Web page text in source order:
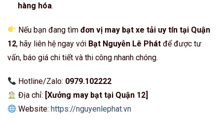
hàng hóa.
Nếu bạn đang tìmđơn vị may bạt xe tải uy tín tại Quận
12, hãy liên hệ ngay với Bạt Nguyễn Lê Phát để được tư
vấn, báo giá chi tiết và thi công nhanh chóng.
Hotline/Zalo: 0979.102222
Địa chỉ: [Xưởng may bạt tại Quận 12]
Website: https://nguyenlephat.vn